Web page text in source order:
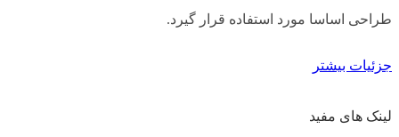
طراحی اساسا مورد استفاده قرار گیرد.
جزئیات بیشتر
لینک های مفید